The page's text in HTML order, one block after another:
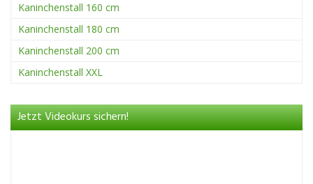
Kaninchenstall 160 cm
Kaninchenstall 180 cm
Kaninchenstall 200 cm
Kaninchenstall XXL
Jetzt Videokurs sichern!